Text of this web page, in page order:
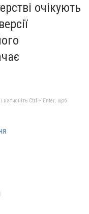
очікують
натисніть Ctrl + Enter, щоб